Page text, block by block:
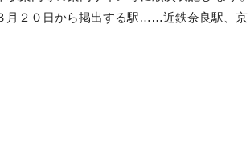
月２０日から掲出する駅……近鉄奈良駅、京